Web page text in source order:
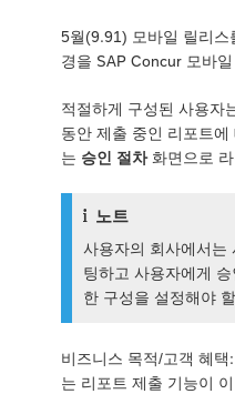
5월(9.91) 모바일 릴리
경을 SAP Concur 모바
적절하게 구성된 사용자
동안 제출 중인 리포트
는 승인 절차화면으로
노트
사용자의 회사에서는
팅하고 사용자에게
한 구성을 설정해야
비즈니스 목적/고객 혜
는 리포트 제출 기능이